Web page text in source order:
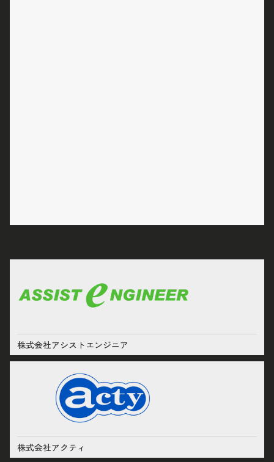
株式会社アシストエンジニア
株式会社アクティ